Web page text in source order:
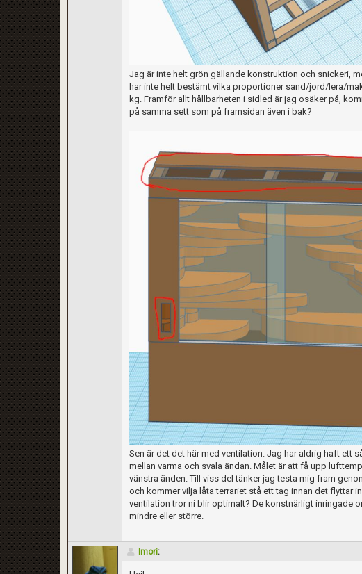
Jag är inte helt grön gällande konstruktion och snickeri,
har inte helt bestämt vilka proportioner sand/jord/lera/
kg. Framför allt hållbarheten i sidled är jag osäker på,
på samma sett som på framsidan även i bak?
Sen är det det här med ventilation. Jag har aldrig haft ett
mellan varma och svala ändan. Målet är att få upp
vänstra änden. Till viss del tänker jag testa mig fram
och kommer vilja låta terrariet stå ett tag innan det flyttar
ventilation tror ni blir optimalt? De konstnärligt inringade
mindre eller större.
Imori: